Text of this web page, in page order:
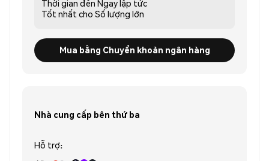
Thời gian đến Ngay lập tức
Tốt nhất cho Số lượng lớn
Mua bằng Chuyển khoản ngân hàng
Nhà cung cấp bên thứ ba
Hỗ trợ: